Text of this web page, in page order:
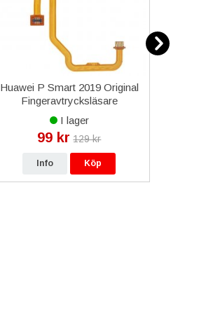
Huawei P Smart 2019 Original
Fingeravtrycksläsare
Flexkabel
I lager
99 kr 129 kr
Info Köp